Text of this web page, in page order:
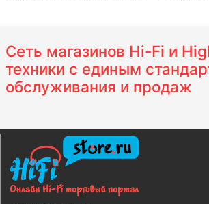
Сеть магазинов Hi-Fi и
техники с единым
обслуживания и продаж